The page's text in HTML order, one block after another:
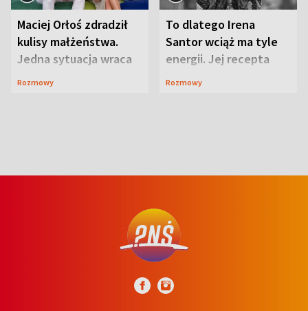
Maciej Orłoś zdradził
kulisy małżeństwa.
Jedna sytuacja wraca
jak bumerang
Rozmowy
To dlatego Irena
Santor wciąż ma tyle
energii. Jej recepta
jest zaskakująco
Rozmowy